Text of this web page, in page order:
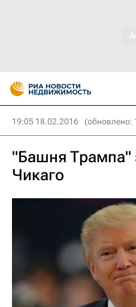
19:05 18.02.2016 (обновлено:
"Башня Трампа"
Чикаго